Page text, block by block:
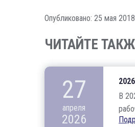
Опубликовано: 25 мая 2018
ЧИТАЙТЕ
27
апреля
2026
В